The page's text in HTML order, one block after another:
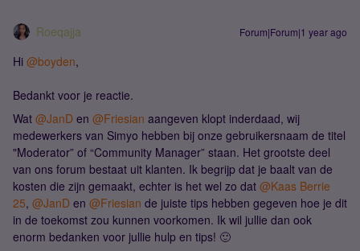
Roeqajja Forum|Forum|1 year ago
Hi ​ @boyden,
Bedankt voor je reactie.
Wat ​ @JanD en ​ @Friesian aangeven klopt inderdaad, wij
medewerkers van Simyo hebben bij onze gebruikersnaam de titel
"Moderator” of “Community Manager” staan. Het grootste deel
van ons forum bestaat uit klanten. Ik begrijp dat je baalt van de
kosten die zijn gemaakt, echter is het wel zo dat ​ @Kaas Berrie
25, ​ @JanD en ​ @Friesian de juiste tips hebben gegeven hoe je dit
in de toekomst zou kunnen voorkomen. Ik wil jullie dan ook
enorm bedanken voor jullie hulp en tips! 🙂